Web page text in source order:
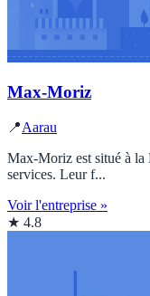
Max-Moriz
📍Aarau
Max-Moriz est situé à la
services. Leur f...
Voir l'entreprise »
★ 4.8